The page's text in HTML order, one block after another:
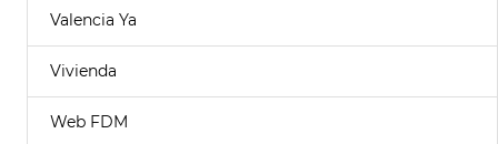
Valencia Ya
Vivienda
Web FDM